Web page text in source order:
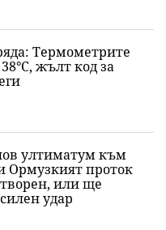
Термометрите
жълт код за
ултиматум към
Ормузкият проток
или ще
удар